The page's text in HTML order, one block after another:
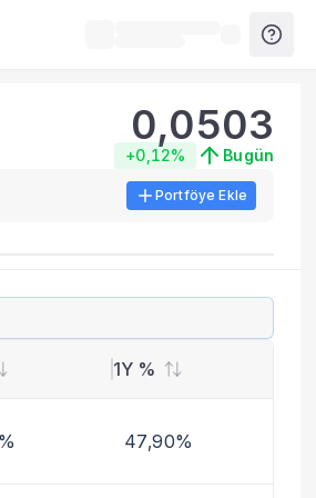
0,0503
+0,12% Bugün
Portföye Ekle
1Y %
47,90%